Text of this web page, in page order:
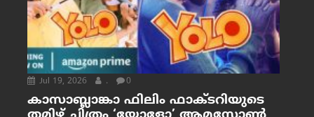
Jul 19, 2026 . 0
കാസാബ്ലാങ്കാ ഫിലിം ഫാക്ടറിയുടെ